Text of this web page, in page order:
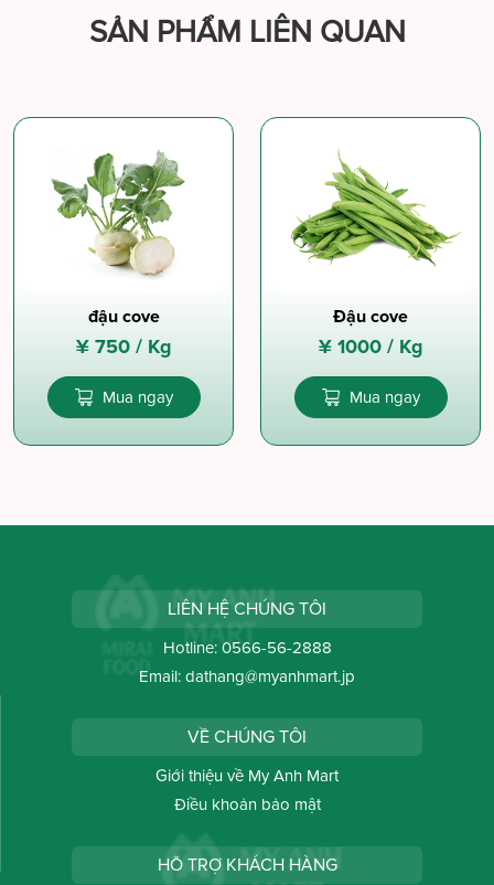
SẢN PHẨM LIÊN QUAN
đậu cove
¥ 750 / Kg
Mua ngay
Đậu cove
¥ 1000 / Kg
Mua ngay
LIÊN HỆ CHÚNG TÔI
Hotline: 0566-56-2888
Email: dathang@myanhmart.jp
VỀ CHÚNG TÔI
Giới thiệu về My Anh Mart
Điều khoản bảo mật
HỖ TRỢ KHÁCH HÀNG